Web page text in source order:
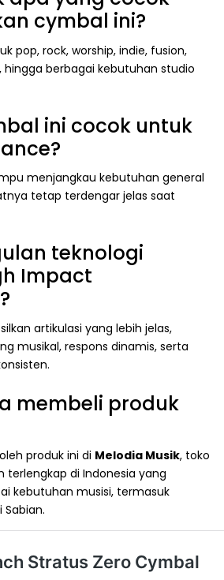
cymbal ini?
pop, rock, worship, indie, fusion,
berbagai kebutuhan studio
ini cocok untuk
menjangkau kebutuhan general
tetap terdengar jelas saat
teknologi
Impact
artikulasi yang lebih jelas,
musikal, respons dinamis, serta
membeli produk
produk ini di Melodia Musik, toko
terlengkap di Indonesia yang
kebutuhan musisi, termasuk